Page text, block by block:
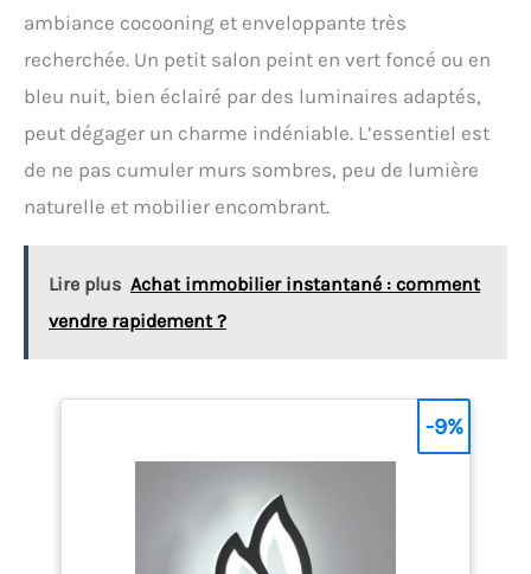
ambiance cocooning et enveloppante très
recherchée. Un petit salon peint en vert foncé ou en
bleu nuit, bien éclairé par des luminaires adaptés,
peut dégager un charme indéniable. L’essentiel est
de ne pas cumuler murs sombres, peu de lumière
naturelle et mobilier encombrant.
Lire plus Achat immobilier instantané : comment
vendre rapidement ?
-9%